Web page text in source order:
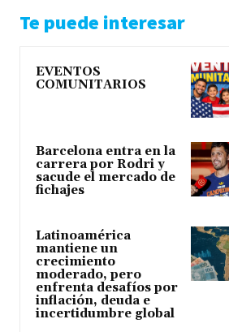
Te puede interesar
EVENTOS
COMUNITARIOS
Barcelona entra en la
carrera por Rodri y
sacude el mercado de
fichajes
Latinoamérica
mantiene un
crecimiento
moderado, pero
enfrenta desafíos por
inflación, deuda e
incertidumbre global